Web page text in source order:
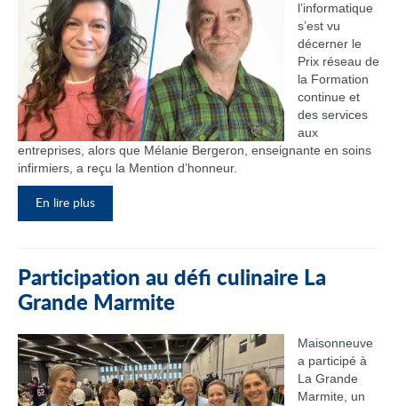
l’informatique
s’est vu
décerner le
Prix réseau de
la Formation
continue et
des services
aux
entreprises, alors que Mélanie Bergeron, enseignante en soins
infirmiers, a reçu la Mention d’honneur.
En lire plus
Participation au défi culinaire La
Grande Marmite
Maisonneuve
a participé à
La Grande
Marmite, un